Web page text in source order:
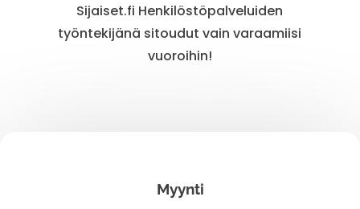
Sijaiset.fi Henkilöstöpalveluiden
työntekijänä sitoudut vain varaamiisi
vuoroihin!
Myynti